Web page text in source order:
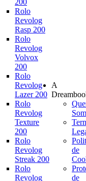
200
Rolo
Revolog
Rasp 200
Rolo
Revolog
Volvox
200
Rolo
Revolog
Lazer 200
Rolo
Revolog
Texture
200
Rolo
Revolog
Streak 200
Rolo
Revolog
A
de
de